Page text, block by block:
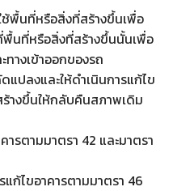
ช้พื้นที่หรือสิ่งที่สร้างขึ้นเพื่อ
นที่หรือสิ่งที่สร้างขึ้นนั้นเพื่อ
างเข้าออกของรถ
แปลงและให้ดำเนินการแก้ไข
างขึ้นให้กลับคืนสภาพเดิม
รตามมาตรา 42 และมาตรา
ก้ไขอาคารตามมาตรา 46